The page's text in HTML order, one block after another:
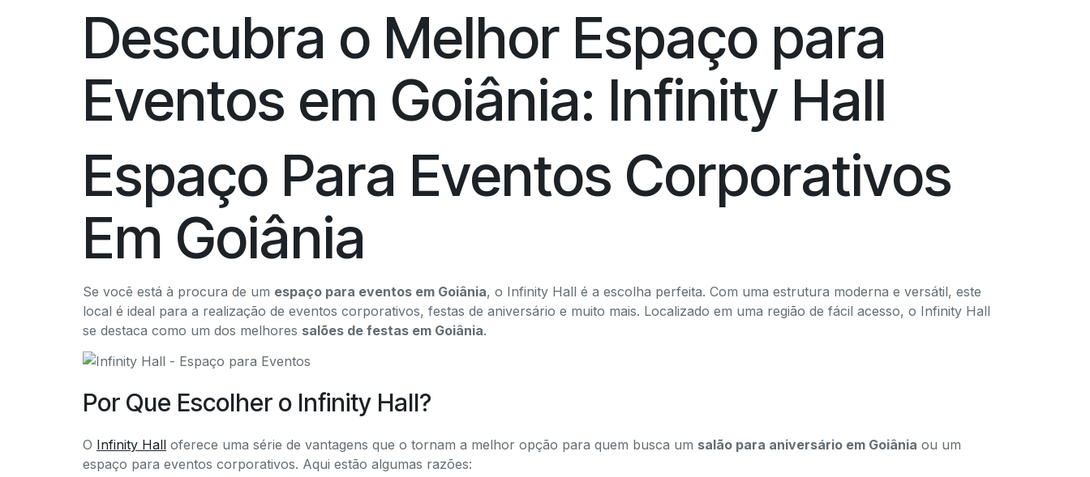
Descubra o Melhor Espaço para
Eventos em Goiânia: Infinity Hall
Espaço Para Eventos Corporativos
Em Goiânia
Se você está à procura de um espaço para eventos em Goiânia, o Infinity Hall é a escolha perfeita. Com uma estrutura moderna e versátil, este
local é ideal para a realização de eventos corporativos, festas de aniversário e muito mais. Localizado em uma região de fácil acesso, o Infinity Hall
se destaca como um dos melhores salões de festas em Goiânia.
Por Que Escolher o Infinity Hall?
O Infinity Hall oferece uma série de vantagens que o tornam a melhor opção para quem busca um salão para aniversário em Goiânia ou um
espaço para eventos corporativos. Aqui estão algumas razões: